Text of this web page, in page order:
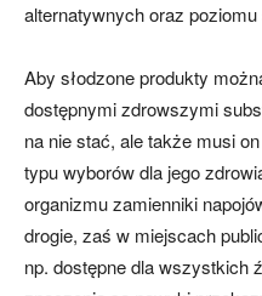
alternatywnych oraz
Aby słodzone produkty
dostępnymi zdrowszymi
na nie stać, ale także musi
typu wyborów dla jego
organizmu zamienniki
drogie, zaś w miejscach
np. dostępne dla wszystkich